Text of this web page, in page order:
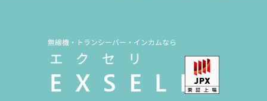
無線機・トランシーバー・インカムなら